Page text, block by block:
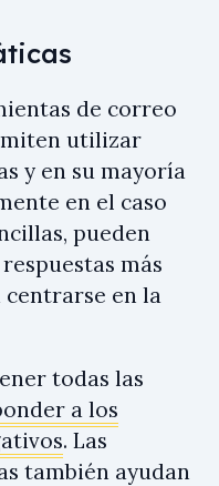
de correo
utilizar
y en su mayoría
en el caso
pueden
más
en la
todas las
a los
. Las
también ayudan